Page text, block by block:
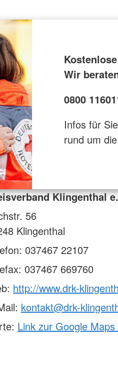
Wir
0800
Infos für
rund um
Klingenthal
56
Klingenthal
037467 22107
037467 669760
http://www.drk-
kontakt@drk-
Link zur Google Maps